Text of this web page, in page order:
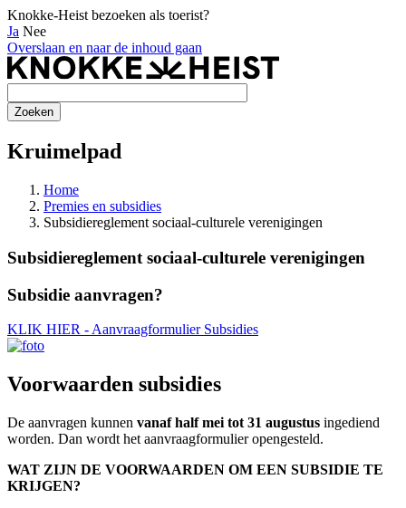
Knokke-Heist bezoeken als toerist?
Ja Nee
Overslaan en naar de inhoud gaan
Kruimelpad
Home
Premies en subsidies
Subsidiereglement sociaal-culturele verenigingen
Subsidiereglement sociaal-culturele verenigingen
Subsidie aanvragen?
KLIK HIER - Aanvraagformulier Subsidies
Voorwaarden subsidies
De aanvragen kunnen vanaf half mei tot 31 augustus ingediend
worden. Dan wordt het aanvraagformulier opengesteld.
WAT ZIJN DE VOORWAARDEN OM EEN SUBSIDIE TE
KRIJGEN?